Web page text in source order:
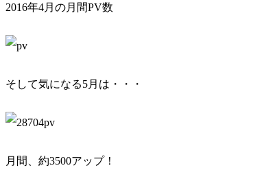
2016年4月の月間PV数
そして気になる5月は・・・
月間、約3500アップ！